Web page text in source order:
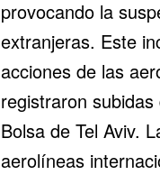
provocando la
extranjeras. Este
acciones de las
registraron subidas
Bolsa de Tel Aviv.
aerolíneas